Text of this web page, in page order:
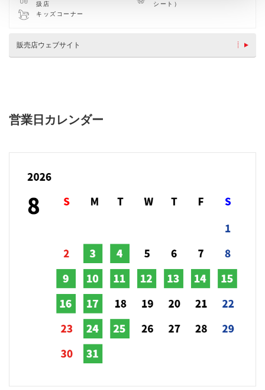
扱店
シート）
キッズコーナー
販売店ウェブサイト
営業日カレンダー